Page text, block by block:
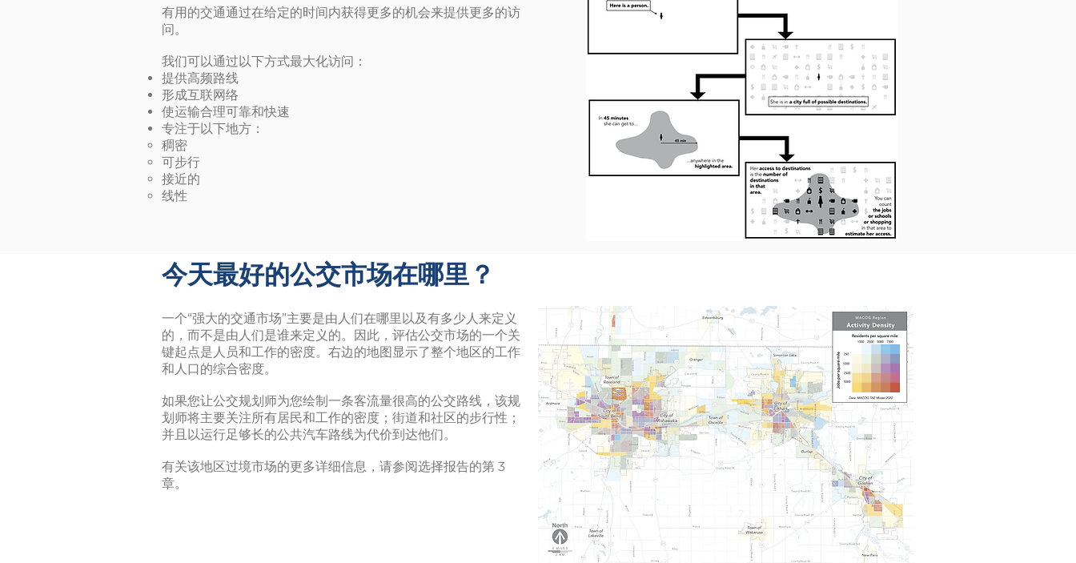
有用的交通通过在给定的时间内获得更多的机会来提供更多的访
问。
我们可以通过以下方式最大化访问：
提供高频路线
形成互联网络
使运输合理可靠和快速
专注于以下地方：
稠密
可步行
接近的
线性
今天最好的公交市场在哪里？
一个“强大的交通市场”主要是由人们在哪里以及有多少人来定义
的，而不是由人们是谁来定义的。因此，评估公交市场的一个关
键起点是人员和工作的密度。右边的地图显示了整个地区的工作
和人口的综合密度。
如果您让公交规划师为您绘制一条客流量很高的公交路线，该规
划师将主要关注所有居民和工作的密度；街道和社区的步行性；
并且以运行足够长的公共汽车路线为代价到达他们。
有关该地区过境市场的更多详细信息，请参阅选择报告的第 3
章。